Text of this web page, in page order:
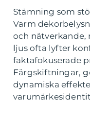
Stämning som
Varm
och nätverkande,
ljus ofta lyfter
faktafokuserade
Färgskiftningar,
dynamiska